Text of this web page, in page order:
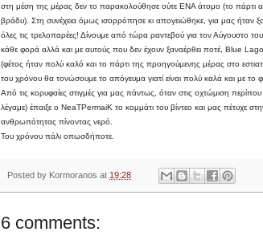
στη μέση της μέρας δεν το παρακολούθησε ούτε ΕΝΑ άτομο (το πάρτι
βράδυ). Στη συνέχεια όμως ισορρόπησε κι απογειώθηκε, για μας ήταν
όλες τις τρελοπαρέες! Δίνουμε από τώρα ραντεβού για τον Αύγουστο του
κάθε φορά αλλά και με αυτούς που δεν έχουν ξαναέρθει ποτέ, Blue
(φέτος ήταν πολύ καλό και το πάρτι της προηγούμενης μέρας στο
του χρόνου θα τονώσουμε το απόγευμα γιατί είναι πολύ καλά και με το
Από τις κορυφαίες στιγμές για μας πάντως, όταν στις οχτώμιση
λέγαμε) έπαιξε ο NeaTPermaiK το κομμάτι του βίντεο και μας πέτυχε
ανθρωπότητας πίνοντας νερό.
Του χρόνου πάλι οπωσδήποτε.
Posted by Kormoranos at 19:28
6 comments: